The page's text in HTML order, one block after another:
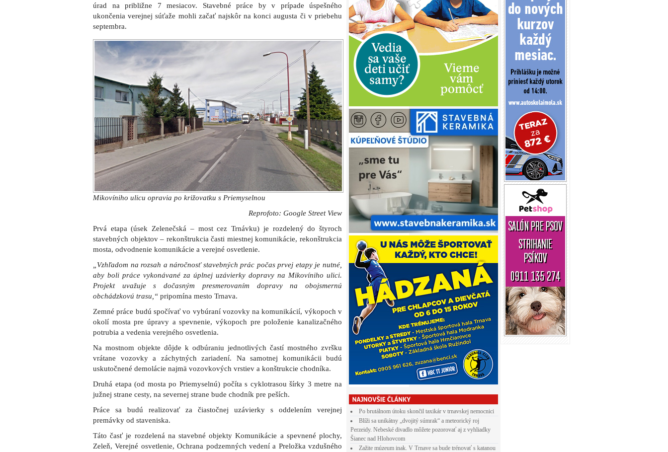
Mikovíniho ulicu opravia po križovatku s Priemyselnou
Reprofoto: Google Street View
Prvá etapa (úsek Zelenečská – most cez Trnávku) je rozdelený do štyroch
stavebných objektov – rekonštrukcia časti miestnej komunikácie, rekonštrukcia
mosta, odvodnenie komunikácie a verejné osvetlenie.
„Vzhľadom na rozsah a náročnosť stavebných prác počas prvej etapy je nutné,
aby boli práce vykonávané za úplnej uzávierky dopravy na Mikovíniho ulici.
Projekt uvažuje s dočasným presmerovaním dopravy na obojsmernú
obchádzkovú trasu,“pripomína mesto Trnava.
Zemné práce budú spočívať vo vybúraní vozovky na komunikácií, výkopoch v
okolí mosta pre úpravy a spevnenie, výkopoch pre položenie kanalizačného
potrubia a vedenia verejného osvetlenia.
Na mostnom objekte dôjde k odbúraniu jednotlivých častí mostného zvršku
vrátane vozovky a záchytných zariadení. Na samotnej komunikácii budú
uskutočnené demolácie najmä vozovkových vrstiev a konštrukcie chodníka.
Druhá etapa (od mosta po Priemyselnú) počíta s cyklotrasou šírky 3 metre na
Práce sa budú realizovať za čiastočnej uzávierky s oddelením verejnej
premávky od staveniska.
Táto časť je rozdelená na stavebné objekty Komunikácie a spevnené plochy,
Zeleň, Verejné osvetlenie, Ochrana podzemných vedení a Preložka vzdušného
vedenia.
Komunikácia bude široká 8,5 metra so šírkou jazdných pruhov 3,25 metra.
Úsek bude čiastočne vybúraný a nahradí sa novou konštrukciou vozovky, na
časti sa sfrézuje obrusná vrstva, ktorá bude nahradená novou.
vozovky, z frézovania, vybúrania vozovky pri napojovaní na jestvujúce
komunikácie, vybúrania asfaltových a betónových chodníkov, vybúrania
vjazdov do objektov a vybúrania obrubníkov.
Na rekonštrukciu Mikovíniho ulice, ktorá je v rozpočte mesta Trnava plánovaná
v roku 2018, majú byť použité prostriedky z bankového úveru vo výške 1,5
milióna eur, prijatie ktorého schválilo mestské zastupiteľstvo v minulom roku.
Po brutálnom útoku skončil taxikár v trnavskej nemocnici
Blíži sa unikátny „dvojitý súmrak“ a meteorický roj
Perzeidy. Nebeské divadlo môžete pozorovať aj z vyhliadky
Šianec nad Hlohovcom
Zažite múzeum inak. V Trnave sa bude trénovať s katanou